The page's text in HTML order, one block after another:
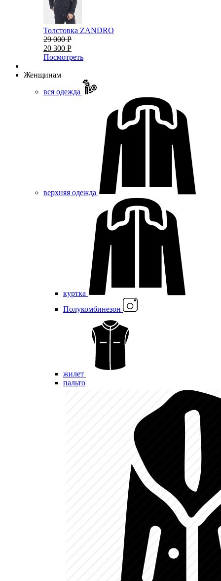
Толстовка ZANDRO
29 000 Р
20 300 Р
Посмотреть
Женщинам
вся одежда
верхняя одежда
куртка
Полукомбинезон
жилет
пальто